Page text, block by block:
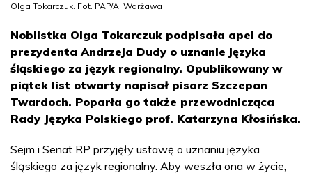
Olga Tokarczuk. Fot. PAP/A. Warżawa
Noblistka Olga Tokarczuk podpisała apel do
prezydenta Andrzeja Dudy o uznanie języka
śląskiego za język regionalny. Opublikowany w
piątek list otwarty napisał pisarz Szczepan
Twardoch. Poparła go także przewodnicząca
Rady Języka Polskiego prof. Katarzyna Kłosińska.
Sejm i Senat RP przyjęły ustawę o uznaniu języka
śląskiego za język regionalny. Aby weszła ona w życie,